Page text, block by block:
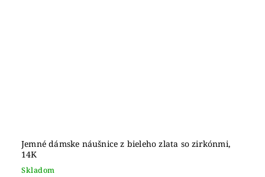
Jemné dámske náušnice z bieleho zlata so zirkónmi,
14K
Skladom